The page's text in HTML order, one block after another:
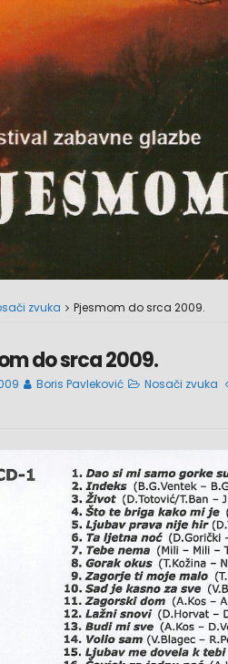
zvuka Pjesmom do srca 2009.
do srca 2009.
Boris Pavleković Nosači zvuka